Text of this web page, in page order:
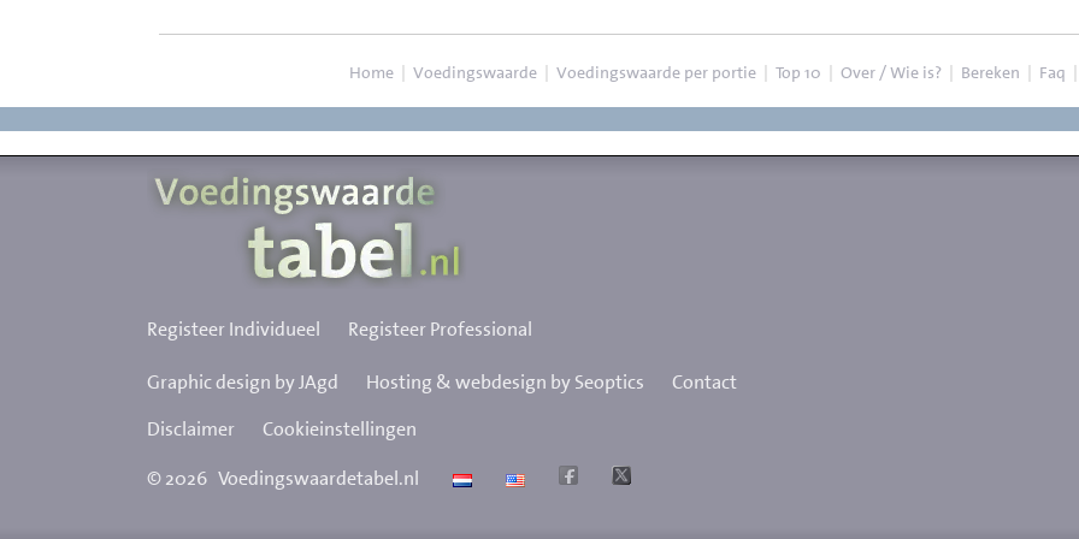
Home | Voedingswaarde | Voedingswaarde per portie | Top 10 | Over / Wie is? | Bereken | Faq |
Registeer Individueel Registeer Professional
Graphic design by JAgd Hosting & webdesign by Seoptics
Contact
Disclaimer
Cookieinstellingen
©2026 Voedingswaardetabel.nl